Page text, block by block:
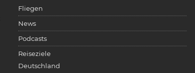
Fliegen
News
Podcasts
Reiseziele
Deutschland